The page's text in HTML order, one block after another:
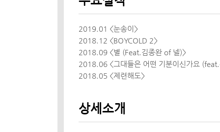
2019.01 <눈송이>
2018.12 <BOYCOLD 2>
2018.09 <별 (Feat.김종완 of 넬)>
2018.06 <그대들은 어떤 기분이신가요
2018.05 <제련해도>
상세소개